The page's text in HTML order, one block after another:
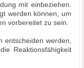
mit einbeziehen.
werden können, um
vorbereitet zu sein.
entscheiden werden,
Reaktionsfähigkeit